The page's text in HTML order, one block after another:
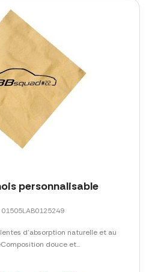
personnalisable
d'absorption naturelle et au
douce et...